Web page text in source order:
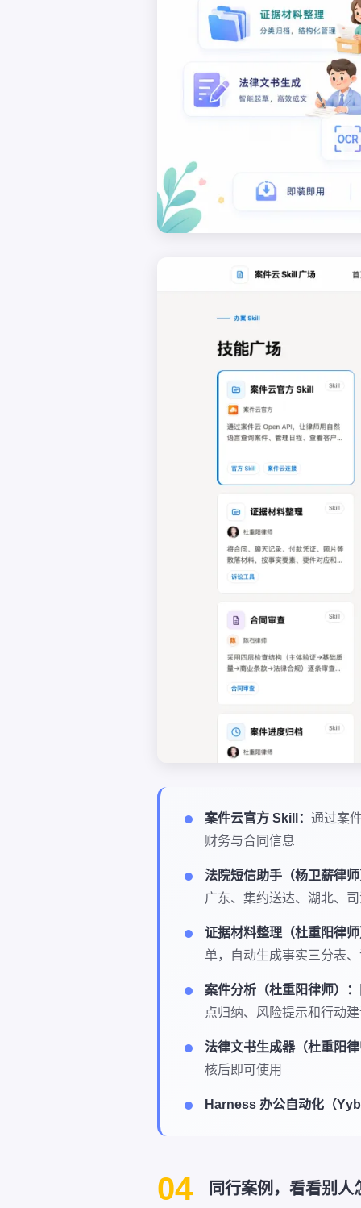
案件云官方 Skill： 通过案
财务与合同信息
法院短信助手（杨卫薪律
广东、集约送达、湖北、
证据材料整理（杜重阳律
单，自动生成事实三分表
案件分析（杜重阳律师）：
点归纳、风险提示和行动
法律文书生成器（杜重阳
核后即可使用
Harness 办公自动化（
04 同行案例，看看别人